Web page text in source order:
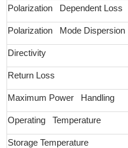
Polarization Dependent Loss
Polarization Mode Dispersion
Directivity
Return Loss
Maximum Power Handling
Operating Temperature
Storage Temperature